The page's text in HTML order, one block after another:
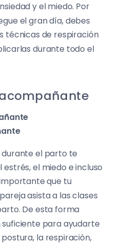
y el miedo. Por
el gran día, debes
técnicas de respiración
durante todo el
el parto te
el miedo e incluso
que tu
asista a las clases
De esta forma
para ayudarte
la respiración,